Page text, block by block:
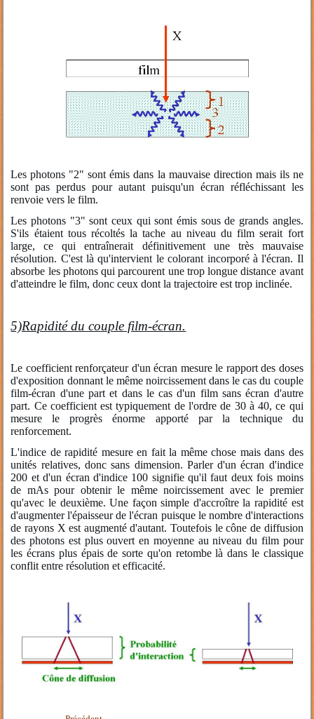
Les photons "2" sont émis dans la mauvaise direction mais ils ne
sont pas perdus pour autant puisqu'un écran réfléchissant les
renvoie vers le film.
Les photons "3" sont ceux qui sont émis sous de grands angles.
S'ils étaient tous récoltés la tache au niveau du film serait fort
large, ce qui entraînerait définitivement une très mauvaise
résolution. C'est là qu'intervient le colorant incorporé à l'écran. Il
absorbe les photons qui parcourent une trop longue distance avant
d'atteindre le film, donc ceux dont la trajectoire est trop inclinée.
5)Rapidité du couple film-écran.
Le coefficient renforçateur d'un écran mesure le rapport des doses
d'exposition donnant le même noircissement dans le cas du couple
film-écran d'une part et dans le cas d'un film sans écran d'autre
part. Ce coefficient est typiquement de l'ordre de 30 à 40, ce qui
mesure le progrès énorme apporté par la technique du
renforcement.
L'indice de rapidité mesure en fait la même chose mais dans des
unités relatives, donc sans dimension. Parler d'un écran d'indice
200 et d'un écran d'indice 100 signifie qu'il faut deux fois moins
de mAs pour obtenir le même noircissement avec le premier
qu'avec le deuxième. Une façon simple d'accroître la rapidité est
d'augmenter l'épaisseur de l'écran puisque le nombre d'interactions
de rayons X est augmenté d'autant. Toutefois le cône de diffusion
des photons est plus ouvert en moyenne au niveau du film pour
les écrans plus épais de sorte qu'on retombe là dans le classique
conflit entre résolution et efficacité.